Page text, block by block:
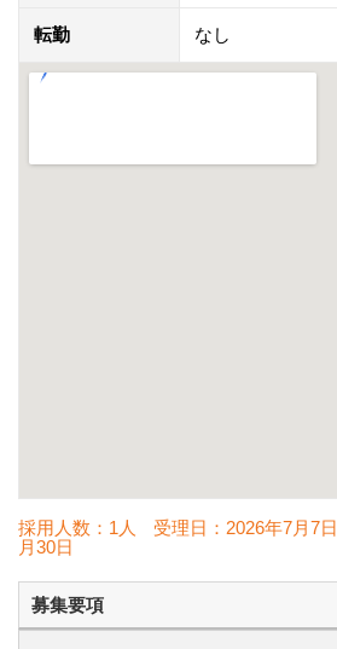
転勤 なし
採用人数：1人 受理日： 2026年7月7日
月30日
募集要項